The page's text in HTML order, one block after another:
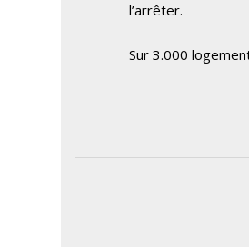
l’arrêter.
Sur 3.000